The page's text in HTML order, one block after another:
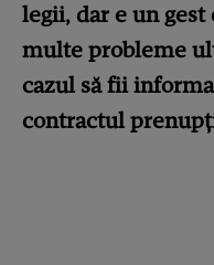
legii, dar e un
multe probleme
cazul să fii
contractul